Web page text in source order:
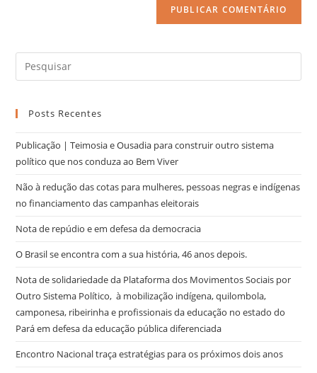
Posts Recentes
Publicação | Teimosia e Ousadia para construir outro sistema
político que nos conduza ao Bem Viver
Não à redução das cotas para mulheres, pessoas negras e indígenas
no financiamento das campanhas eleitorais
Nota de repúdio e em defesa da democracia
O Brasil se encontra com a sua história, 46 anos depois.
Nota de solidariedade da Plataforma dos Movimentos Sociais por
Outro Sistema Político, à mobilização indígena, quilombola,
camponesa, ribeirinha e profissionais da educação no estado do
Pará em defesa da educação pública diferenciada
Encontro Nacional traça estratégias para os próximos dois anos